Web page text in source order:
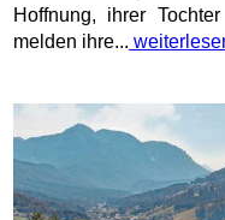
Hoffnung, ihrer
melden ihre...